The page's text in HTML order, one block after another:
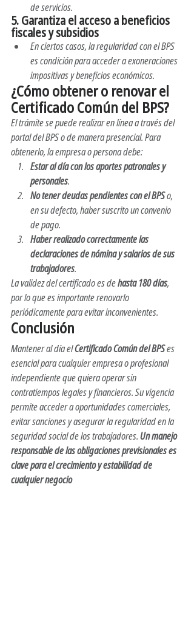
de servicios.
5. Garantiza el acceso a beneficios
fiscales y subsidios
En ciertos casos, la regularidad con el BPS
es condición para acceder a exoneraciones
impositivas y beneficios económicos.
¿Cómo obtener o renovar el
Certificado Común del BPS?
El trámite se puede realizar en línea a través del
portal del BPS o de manera presencial. Para
obtenerlo, la empresa o persona debe:
Estar al día con los aportes patronales y
personales.
No tener deudas pendientes con el BPS o,
en su defecto, haber suscrito un convenio
de pago.
Haber realizado correctamente las
declaraciones de nómina y salarios de sus
trabajadores.
La validez del certificado es de hasta 180 días,
por lo que es importante renovarlo
periódicamente para evitar inconvenientes.
Conclusión
Mantener al día el Certificado Común del BPS es
esencial para cualquier empresa o profesional
independiente que quiera operar sin
contratiempos legales y financieros. Su vigencia
permite acceder a oportunidades comerciales,
evitar sanciones y asegurar la regularidad en la
seguridad social de los trabajadores. Un manejo
responsable de las obligaciones previsionales es
clave para el crecimiento y estabilidad de
cualquier negocio